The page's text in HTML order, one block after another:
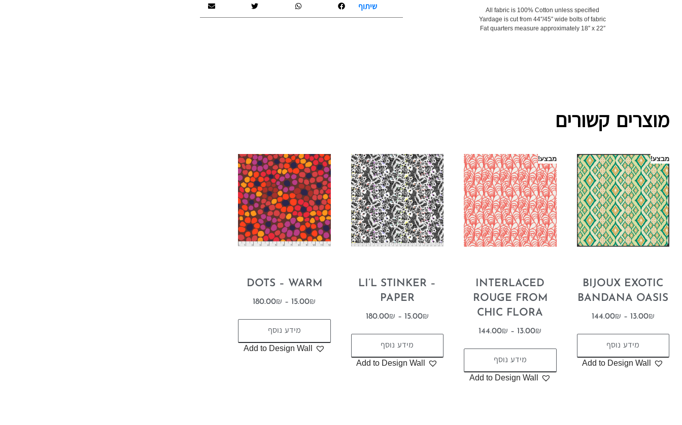
All fabric is 100% Cotton unless specified
Yardage is cut from 44″/45″ wide bolts of fabric
Fat quarters measure approximately 18″ x 22″
שיתוף
מוצרים קשורים
מבצע!
BIJOUX EXOTIC
BANDANA OASIS
13.00₪
–
144.00₪
מידע נוסף
Add to Design Wall
מבצע!
INTERLACED
ROUGE FROM
CHIC FLORA
13.00₪
–
144.00₪
מידע נוסף
Add to Design Wall
LI’L STINKER –
PAPER
15.00₪
–
180.00₪
מידע נוסף
Add to Design Wall
DOTS – WARM
15.00₪
–
180.00₪
מידע נוסף
Add to Design Wall